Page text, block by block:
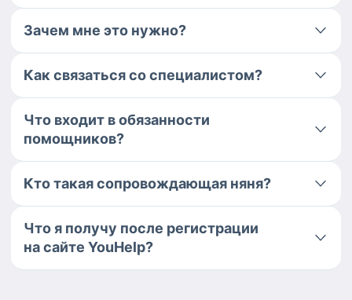
Зачем мне это нужно?
Как связаться со специалистом?
Что входит в обязанности
помощников?
Кто такая сопровождающая няня?
Что я получу после регистрации
на сайте YouHelp?